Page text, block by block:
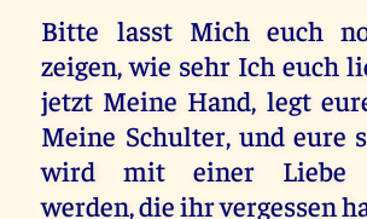
Bitte lasst Mich euch
zeigen, wie sehr Ich euch
jetzt Meine Hand, legt
Meine Schulter, und eure
wird mit einer Liebe
werden, die ihr vergessen